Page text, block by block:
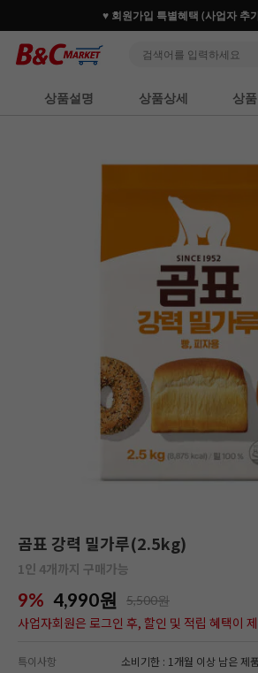
♥ 회원가입 특별혜택 (사업자 추
상품설명 상품상세 상
곰표 강력 밀가루(2.5kg)
1인 4개까지 구매가능
9% 4,990원 5,500원
사업자회원은 로그인 후, 할인 및 적립 혜택이
특이사항
소비기한 : 1개월 이상 남은 제